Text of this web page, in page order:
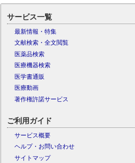
サービス一覧
最新情報・特集
文献検索・全文閲覧
医薬品検索
医療機器検索
医学書通販
医療動画
著作権許諾サービス
ご利用ガイド
サービス概要
ヘルプ・お問い合わせ
サイトマップ